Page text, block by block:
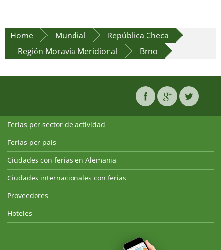
Home Mundial
República Checa
Región Moravia Meridional
Brno
Ferias por sector de actividad
Ferias por país
Ciudades con ferias en Alemania
Ciudades internacionales con ferias
Proveedores
Hoteles